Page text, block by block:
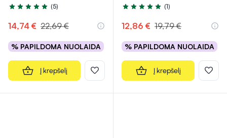
Įvertinimas 5.0 iš 5
(5)
14,74 € 22,69 €
% PAPILDOMA NUOLAIDA
Į krepšelį
Įvertinimas 5.0 iš 5
(1)
12,86 € 19,79 €
% PAPILDOMA NUOLAIDA
Į krepšelį